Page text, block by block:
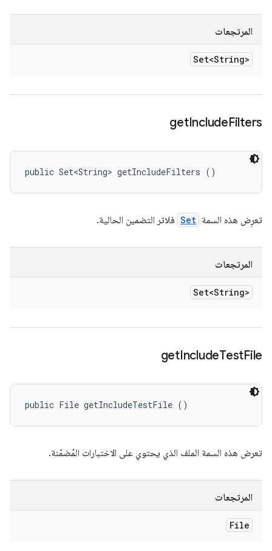
المرتجعات
Set<String>
getIncludeFilters
public Set<String> getIncludeFilters ()
تعرِض هذه السمة Set فلاتر التضمين الحالية.
المرتجعات
Set<String>
getIncludeTestFile
public File getIncludeTestFile ()
تعرض هذه السمة الملف الذي يحتوي على الاختبارات المُضمّنة.
المرتجعات
File